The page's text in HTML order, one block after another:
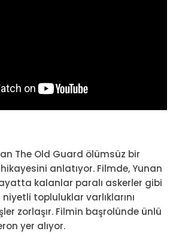
The Old Guard ölümsüz bir
anlatıyor. Filmde, Yunan
kalanlar paralı askerler gibi
topluluklar varlıklarını
zorlaşır. Filmin başrolünde ünlü
yer alıyor.